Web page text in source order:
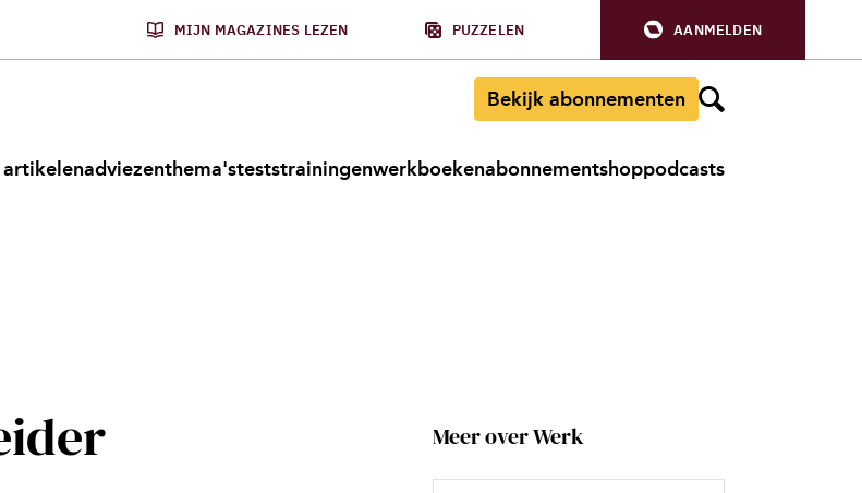
MIJN MAGAZINES LEZEN PUZZELEN AANMELDEN
Bekijk abonnementen
artikelenadviezenthema'steststrainingenwerkboekenabonnementshoppodcasts
Meer over Werk